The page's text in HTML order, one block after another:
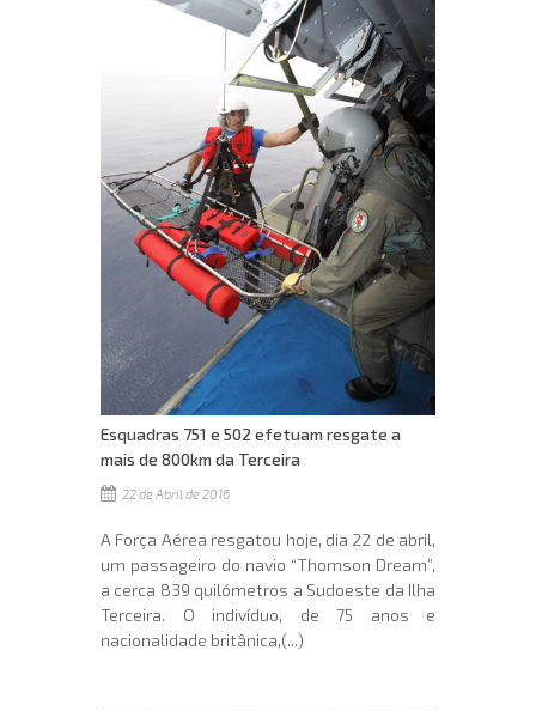
Esquadras 751 e 502 efetuam resgate a
mais de 800km da Terceira
22 de Abril de 2016
A Força Aérea resgatou hoje, dia 22 de abril,
um passageiro do navio “Thomson Dream”,
a cerca 839 quilómetros a Sudoeste da Ilha
Terceira. O indivíduo, de 75 anos e
nacionalidade britânica,(...)